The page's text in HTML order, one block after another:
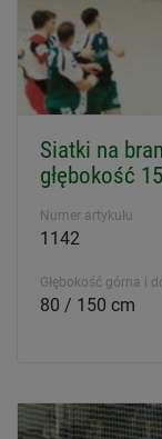
Siatki na
głębokość
Numer artykułu
1142
Głębokość górna i
80 / 150 cm